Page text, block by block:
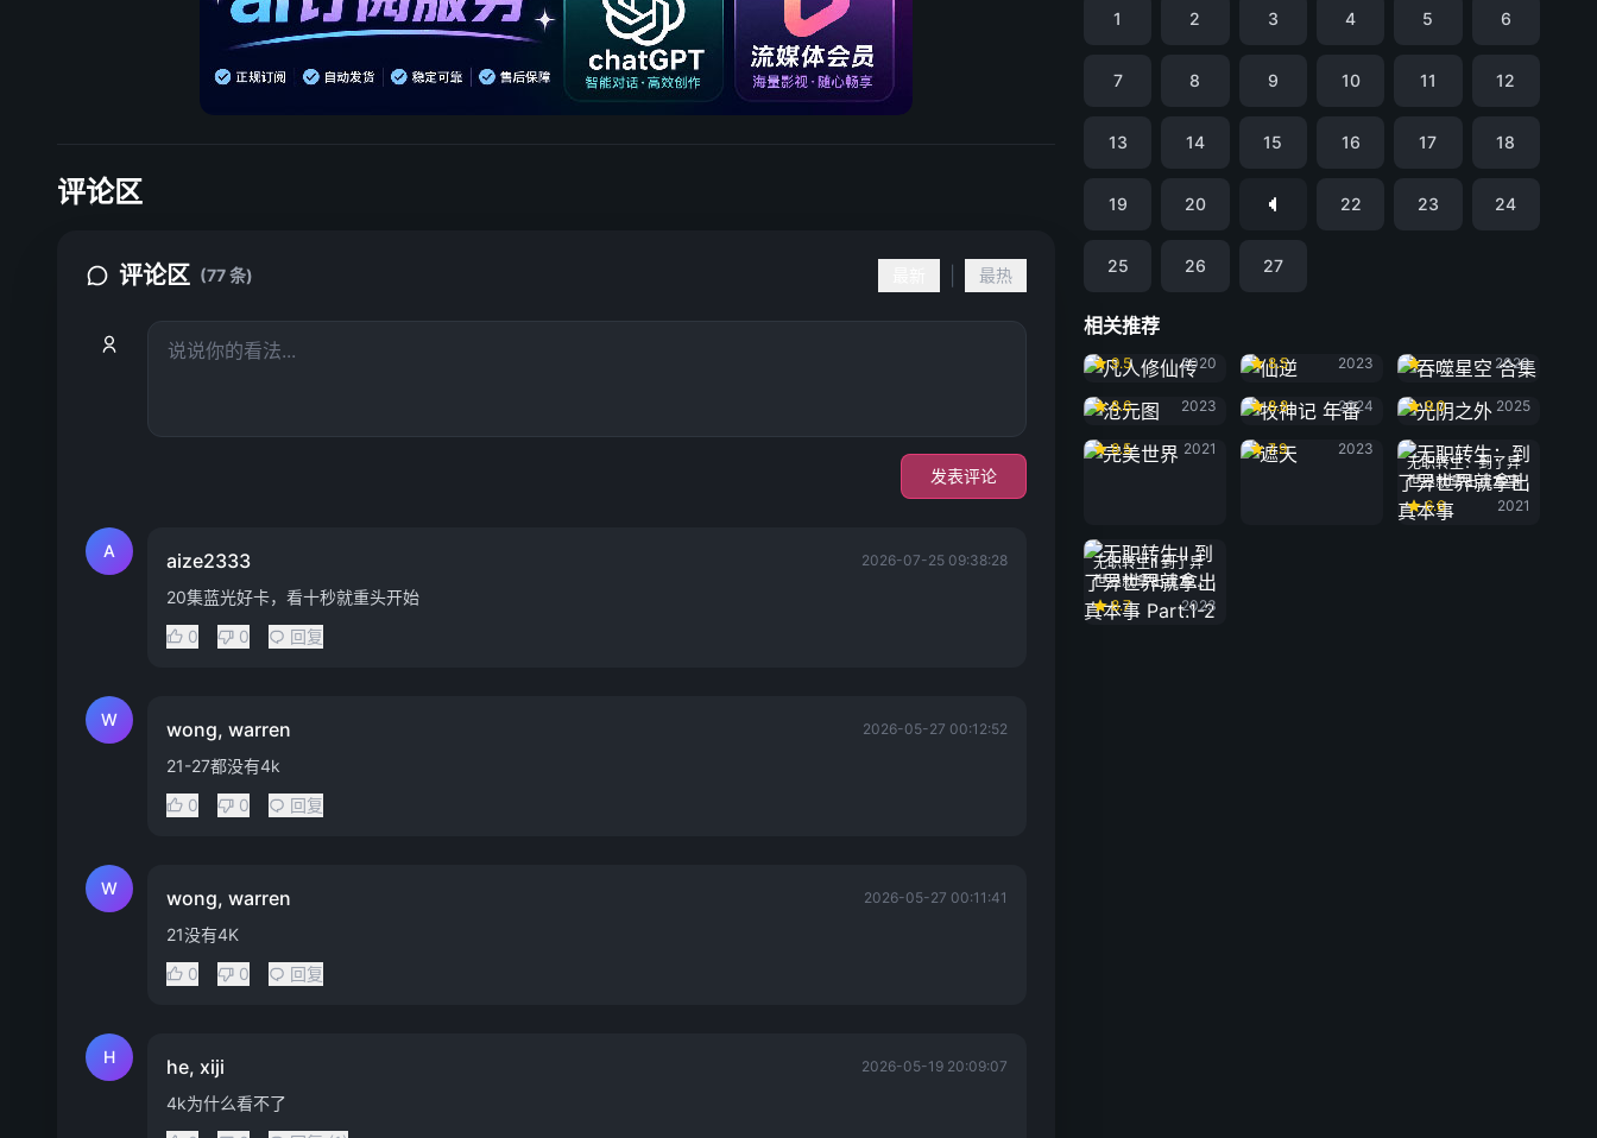
1 2 3 4 5 6
7 8 9 10 11 12
13 14 15 16 17 18
19 20 22 23 24
25 26 27
相关推荐
凡人修仙传
9.5
2020
8.5
2023
2020
沧元图
8.6
2023
牧神记 年番
8.8
2024
光阴之外
9.0
2025
完美世界
8.5
2021
遮天
7.9
2023
无职转生：到了异
世界就拿出真本事
6.6
2021
无职转生Ⅱ 到了异
世界就拿出真本事
Part.1-2
8.7 2023
评论区
评论区 (77 条) 最热
发表评论
A aize2333 2026-07-25 09:38:28
20集蓝光好卡，看十秒就重头开始
0
0 回复
W wong, warren 2026-05-27 00:12:52
21-27都没有4k
0
0 回复
W wong, warren 2026-05-27 00:11:41
21没有4K
0
0 回复
H he, xiji 2026-05-19 20:09:07
4k为什么看不了